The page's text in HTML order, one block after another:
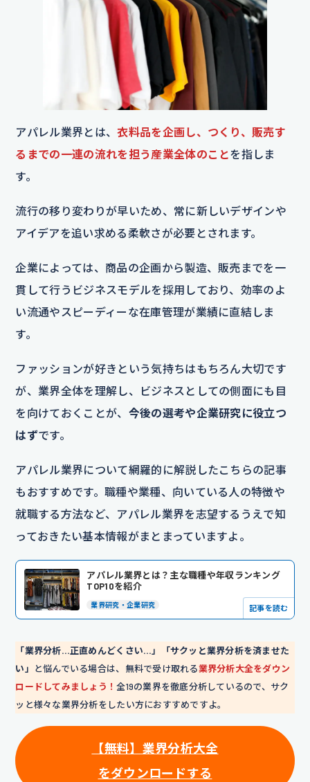
アパレル業界とは、衣料品を企画し、つくり、販売す
るまでの一連の流れを担う産業全体のことを指しま
す。
流行の移り変わりが早いため、常に新しいデザインや
アイデアを追い求める柔軟さが必要とされます。
企業によっては、商品の企画から製造、販売までを一
貫して行うビジネスモデルを採用しており、効率のよ
い流通やスピーディーな在庫管理が業績に直結しま
す。
ファッションが好きという気持ちはもちろん大切です
が、業界全体を理解し、ビジネスとしての側面にも目
を向けておくことが、 今後の選考や企業研究に役立つ
はずです。
アパレル業界について網羅的に解説したこちらの記事
もおすすめです。職種や業種、向いている人の特徴や
就職する方法など、アパレル業界を志望するうえで知
っておきたい基本情報がまとまっていますよ。
アパレル業界とは？主な職種や年収ランキング
TOP10を紹介
業界研究・企業研究 記事を読む
「業界分析…正直めんどくさい…」「サクッと業界分析を済ませた
い」
と悩んでいる場合は、無料で受け取れる業界分析大全をダウン
ロードしてみましょう！全19の業界を徹底分析しているので、サク
ッと様々な業界分析をしたい方におすすめですよ。
【無料】業界分析大全
をダウンロードする